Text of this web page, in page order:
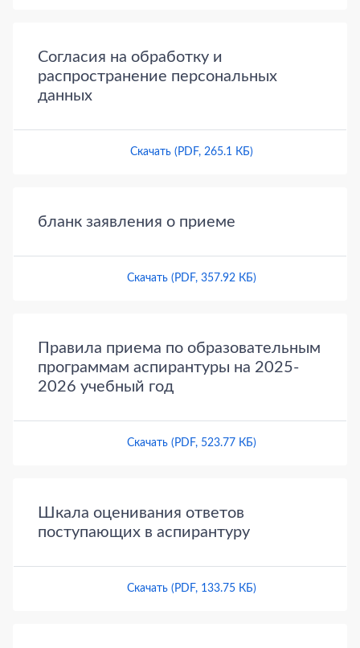
Согласия на обработку и
распространение персональных
данных
Скачать (PDF, 265.1 КБ)
бланк заявления о приеме
Скачать (PDF, 357.92 КБ)
Правила приема по образовательным
программам аспирантуры на 2025-
2026 учебный год
Скачать (PDF, 523.77 КБ)
Шкала оценивания ответов
поступающих в аспирантуру
Скачать (PDF, 133.75 КБ)